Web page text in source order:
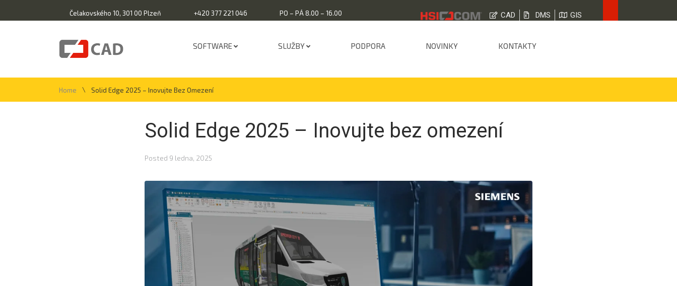
Čelakovského 10, 301 00 Plzeň +420 377 221 046 PO – PÁ 8.00 – 16.00 CAD DMS GIS
SOFTWARE SLUŽBY PODPORA NOVINKY KONTAKTY
Home \ Solid Edge 2025 – Inovujte Bez Omezení
Solid Edge 2025 – Inovujte bez omezení
Posted 9 ledna, 2025